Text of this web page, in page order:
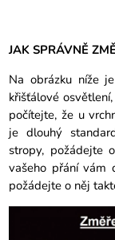
JAK SPRÁVNĚ
Na obrázku níže
křišťálové
počítejte, že u
je dlouhý
stropy, požádejte
vašeho přání vám
požádejte o něj